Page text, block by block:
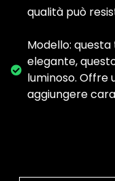
qualità può
Modello:
elegante,
luminoso. Offre
aggiungere